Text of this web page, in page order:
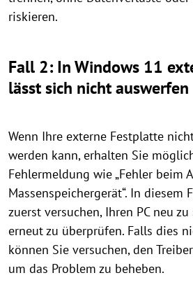
riskieren.
Fall 2: In Windows 11
lässt sich nicht auswerfen
Wenn Ihre externe Festplatte
werden kann, erhalten Sie
Fehlermeldung wie „Fehler beim
Massenspeichergerät“. In diesem
zuerst versuchen, Ihren PC neu
erneut zu überprüfen. Falls dies
können Sie versuchen, den
um das Problem zu beheben.